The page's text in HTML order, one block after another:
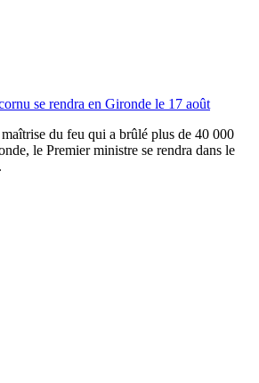
se rendra en Gironde le 17 août
du feu qui a brûlé plus de 40 000
le Premier ministre se rendra dans le